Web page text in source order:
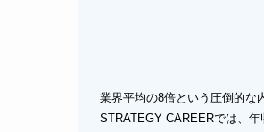
業界平均の8倍という圧倒的な
STRATEGY CAREERでは、年